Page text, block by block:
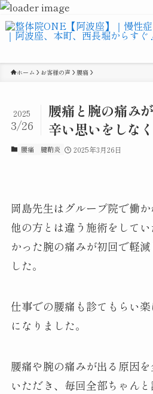
ホーム お客様の声 腰痛
腰痛と腕の痛み
辛い思いをしなく
2025
3/26
腰痛 腱鞘炎 2025年3月26日
岡島先生はグループ院で働か
他の方とは違う施術をして
かった腕の痛みが初回で軽
した。
仕事での腰痛も診てもらい
になりました。
腰痛や腕の痛みが出る原因
いただき、毎回全部ちゃん